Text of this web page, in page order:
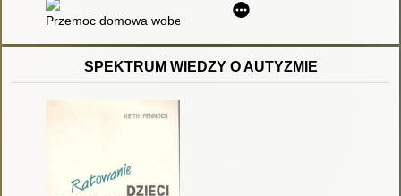
Przemoc domowa wobec starszych kobiet na wsi
SPEKTRUM WIEDZY O AUTYZMIE